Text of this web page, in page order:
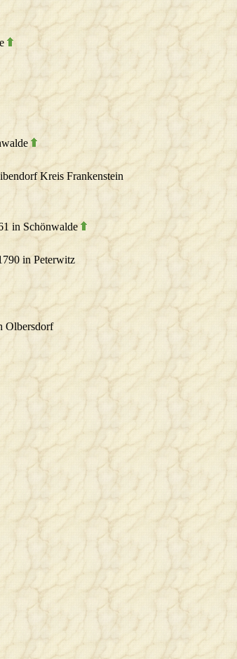
Kreis Frankenstein
in Schönwalde
in Peterwitz
Olbersdorf